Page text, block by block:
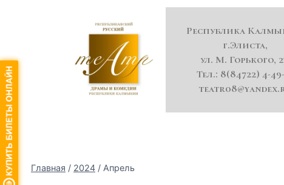
Республика
г.Элиста,
ул. М. Горького,
Тел.: 8(84722) 4-
Главная / 2024 / Апрель